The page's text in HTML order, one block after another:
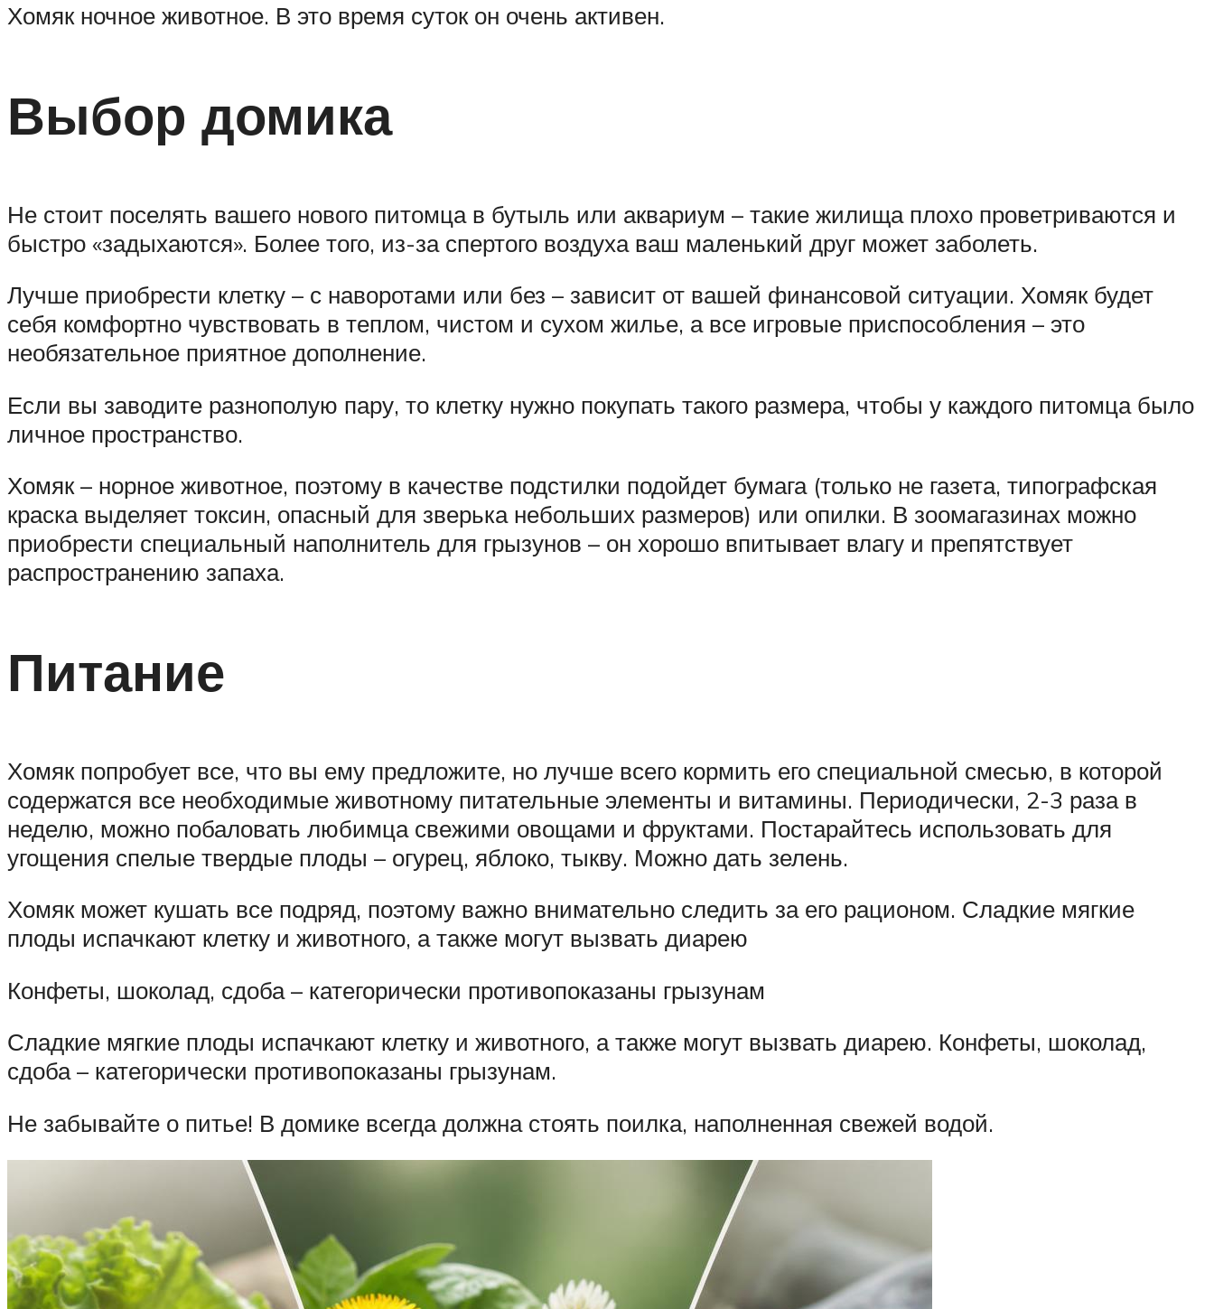
Хомяк ночное животное. В это время суток он очень активен.
Выбор домика
Не стоит поселять вашего нового питомца в бутыль или аквариум – такие жилища плохо проветриваются и
быстро «задыхаются». Более того, из-за спертого воздуха ваш маленький друг может заболеть.
Лучше приобрести клетку – с наворотами или без – зависит от вашей финансовой ситуации. Хомяк будет
себя комфортно чувствовать в теплом, чистом и сухом жилье, а все игровые приспособления – это
необязательное приятное дополнение.
Если вы заводите разнополую пару, то клетку нужно покупать такого размера, чтобы у каждого питомца было
личное пространство.
Хомяк – норное животное, поэтому в качестве подстилки подойдет бумага (только не газета, типографская
краска выделяет токсин, опасный для зверька небольших размеров) или опилки. В зоомагазинах можно
приобрести специальный наполнитель для грызунов – он хорошо впитывает влагу и препятствует
распространению запаха.
Питание
Хомяк попробует все, что вы ему предложите, но лучше всего кормить его специальной смесью, в которой
содержатся все необходимые животному питательные элементы и витамины. Периодически, 2-3 раза в
неделю, можно побаловать любимца свежими овощами и фруктами. Постарайтесь использовать для
угощения спелые твердые плоды – огурец, яблоко, тыкву. Можно дать зелень.
Хомяк может кушать все подряд, поэтому важно внимательно следить за его рационом. Сладкие мягкие
плоды испачкают клетку и животного, а также могут вызвать диарею
Конфеты, шоколад, сдоба – категорически противопоказаны грызунам
Сладкие мягкие плоды испачкают клетку и животного, а также могут вызвать диарею. Конфеты, шоколад,
сдоба – категорически противопоказаны грызунам.
Не забывайте о питье! В домике всегда должна стоять поилка, наполненная свежей водой.